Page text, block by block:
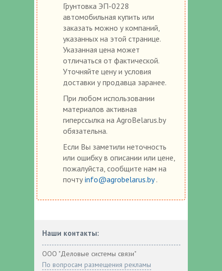
Грунтовка ЭП-0228
автомобильная купить или
заказать можно у компаний,
указанных на этой странице.
Указанная цена может
отличаться от фактической.
Уточняйте цену и условия
доставки у продавца заранее.
При любом использовании
материалов активная
гиперссылка на AgroBelarus.by
обязательна.
Если Вы заметили неточность
или ошибку в описании или цене,
пожалуйста, сообщите нам на
почту info@agrobelarus.by.
Наши контакты:
ООО "Деловые системы связи"
По вопросам размещения рекламы